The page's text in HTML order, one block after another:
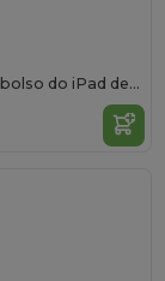
Parka Oxford Unissex com bolso do iPad dentro